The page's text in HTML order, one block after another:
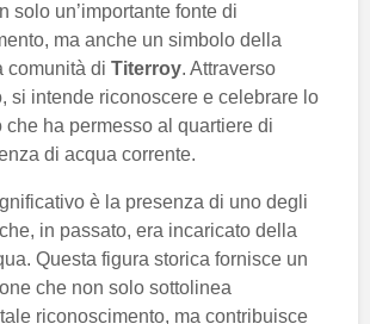
solo un’importante fonte di
ma anche un simbolo della
comunità di Titerroy. Attraverso
si intende riconoscere e celebrare lo
che ha permesso al quartiere di
di acqua corrente.
è la presenza di uno degli
in passato, era incaricato della
Questa figura storica fornisce un
che non solo sottolinea
tale riconoscimento, ma contribuisce